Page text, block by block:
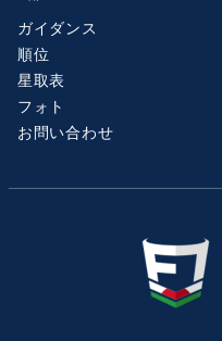
ガイダンス
順位
星取表
フォト
お問い合わせ